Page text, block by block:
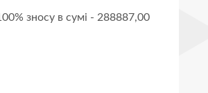
зносу в сумі - 288887,00